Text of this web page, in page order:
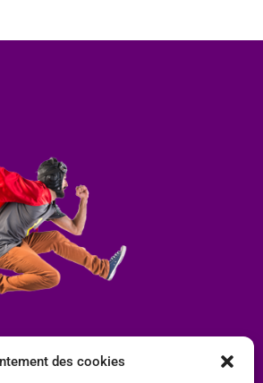
des cookies